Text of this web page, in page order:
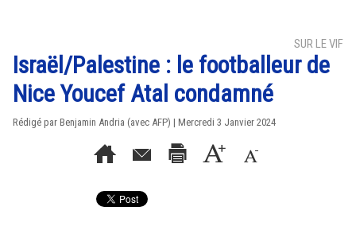
SUR LE VIF
Israël/Palestine : le footballeur de
Nice Youcef Atal condamné
Rédigé par Benjamin Andria (avec AFP) | Mercredi 3 Janvier 2024